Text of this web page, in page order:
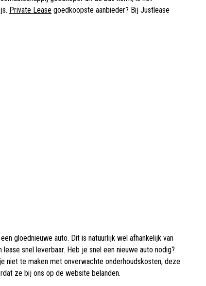
Private Lease goedkoopste aanbieder? Bij Justlease
gloednieuwe auto. Dit is natuurlijk wel afhankelijk van
snel leverbaar. Heb je snel een nieuwe auto nodig?
niet te maken met onverwachte onderhoudskosten, deze
ze bij ons op de website belanden.